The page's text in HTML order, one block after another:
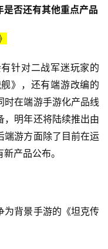
否还有其他重点产品
针对二战军迷玩家的
》，还有端游改编的
时在端游手游化产品线
，明年还将陆续推出由
端游方面除了目前在运
产品公布。
为背景手游的《坦克传